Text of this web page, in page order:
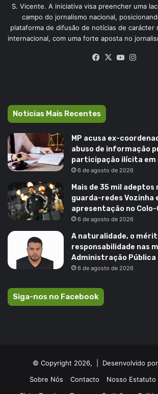
S. Vicente. A iniciativa visa preencher uma
campo do jornalismo nacional,
plataforma de difusão de notícias de carácter
internacional, com uma forte aposta no
Facebook
X YouTube
Noticias Mais Recentes
MP acusa ex-
abuso de informação
participação ilícita em
6 de agosto de 2026
Mais de 35 mil adeptos
guarda-redes Vozinha
apresentação no Colo-
6 de agosto de 2026
A naturalidade, o
responsabilidade nas
Administração Pública
6 de agosto de 2026
Siga-nos no Facebook
© Copyright 2026, | Desenvolvido
Sobre Nós
Contacto Nosso Estatuto